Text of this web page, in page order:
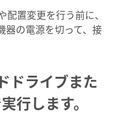
置変更を行う前に、
器の電源を切って、接
ドライブまた
行します。